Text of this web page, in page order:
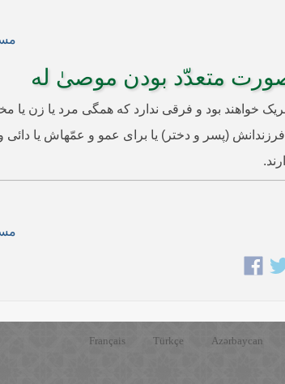
متعدّد بودن موصیٰ له
کند،[1] آنان در آن مال به‌طور مساوی شریک خواهند بود و فرقی ندارد که
(پسر و دختر) یا برای عمو و عمّه­اش یا
Azərbaycan
Türkçe
Français